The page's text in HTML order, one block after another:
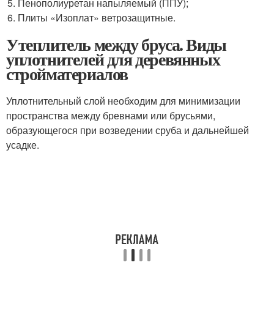
Плиты «Изоплат» ветрозащитные.
Утеплитель между бруса. Виды
уплотнителей для деревянных
стройматериалов
Уплотнительный слой необходим для минимизации
пространства между бревнами или брусьями,
образующегося при возведении сруба и дальнейшей
усадке.